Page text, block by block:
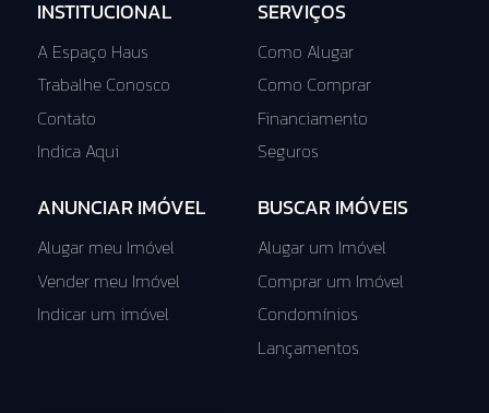
INSTITUCIONAL
A Espaço Haus
Trabalhe Conosco
Contato
Indica Aqui
SERVIÇOS
Como Alugar
Como Comprar
Financiamento
Seguros
ANUNCIAR IMÓVEL
Alugar meu Imóvel
Vender meu Imóvel
Indicar um imóvel
BUSCAR IMÓVEIS
Alugar um Imóvel
Comprar um Imóvel
Condomínios
Lançamentos